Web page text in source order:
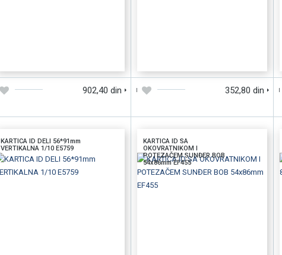
902,40 din 352,80 din
KARTICA ID DELI 56*91mm
VERTIKALNA 1/10 E5759
KARTICA ID SA
OKOVRATNIKOM I
POTEZAČEM SUNĐER BOB
54x86mm EF455